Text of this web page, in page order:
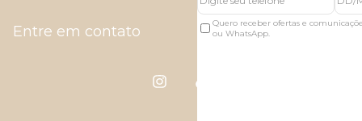
Quero receber ofertas e
ou WhatsApp.
Entre em contato